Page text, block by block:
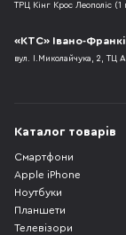
ТРЦ Кінг Крос Леополіс (1
«КТС» Івано-
вул. І.Миколайчука, 2, ТЦ
Каталог товарів
Смартфони
Apple iPhone
Ноутбуки
Планшети
Телевізори